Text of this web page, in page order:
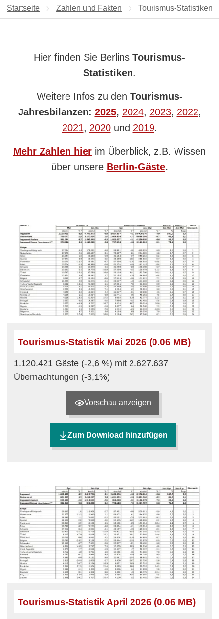
Startseite Zahlen und Fakten Aktuelle Seite:
Tourismus-Statistiken
Hier finden Sie Berlins Tourismus-
Statistiken.
Weitere Infos zu den Tourismus-
Jahresbilanzen: 2025, 2024, 2023, 2022,
2021, 2020und 2019.
Mehr Zahlen hier im Überblick, z.B. Wissen
über unsere Berlin-Gäste.
Tourismus-Statistik Mai 2026 (0.06 MB)
1.120.421 Gäste (-2,6 %) mit 2.627.637
Übernachtungen (-3,1%)
Vorschau anzeigen
Zum Download hinzufügen
Tourismus-Statistik April 2026 (0.06 MB)